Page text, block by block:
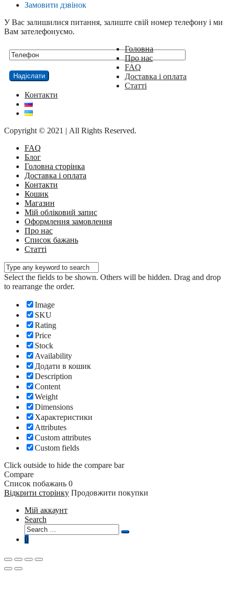
Замовити дзвінок
У Вас залишилися питання, залиште свій номер телефону і ми
Вам зателефонуємо.
Головна
Про нас
FAQ
Доставка і оплата
Статті
Контакти
Copyright © 2021 | All Rights Reserved.
FAQ
Блог
Головна сторінка
Доставка і оплата
Контакти
Кошик
Магазин
Мій обліковий запис
Оформлення замовлення
Про нас
Список бажань
Статті
Select the fields to be shown. Others will be hidden. Drag and drop
to rearrange the order.
Image
SKU
Rating
Price
Stock
Availability
Додати в кошик
Description
Content
Weight
Dimensions
Характеристики
Attributes
Custom attributes
Custom fields
Click outside to hide the compare bar
Compare
Список побажань 0
Відкрити сторінку Продовжити покупки
Мій аккаунт
Search
Search
for:
Search
0